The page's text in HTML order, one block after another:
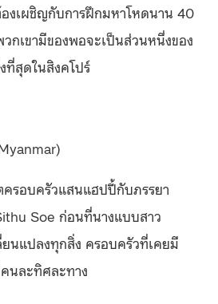
งเผชิญกับการฝึกมหาโหดนาน 40
กเขามีของพอจะเป็นส่วนหนึ่งของ
ที่สุดในสิงคโปร์
รอบครัวแสนแฮปปี้กับภรรยา
Soe ก่อนที่นางแบบสาว
ยนแปลงทุกสิ่ง ครอบครัวที่เคยมี
นละทิศละทาง